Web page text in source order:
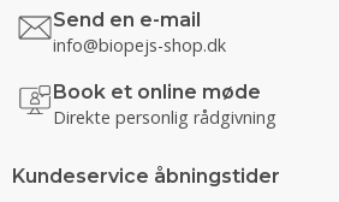
Send en e-mail
info@biopejs-shop.dk
Book et online møde
Direkte personlig rådgivning
Kundeservice åbningstider